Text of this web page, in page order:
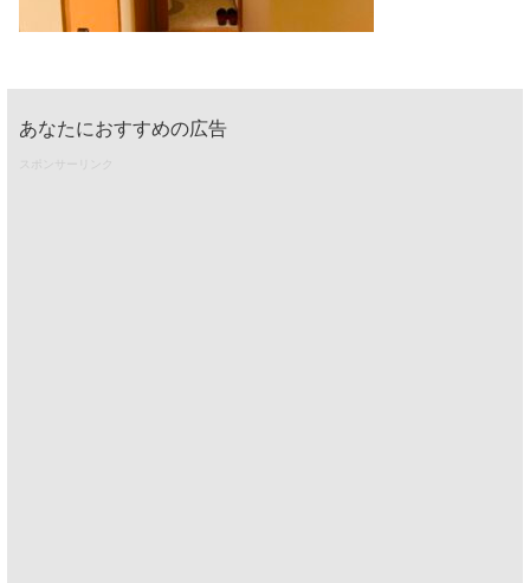
あなたにおすすめの広告